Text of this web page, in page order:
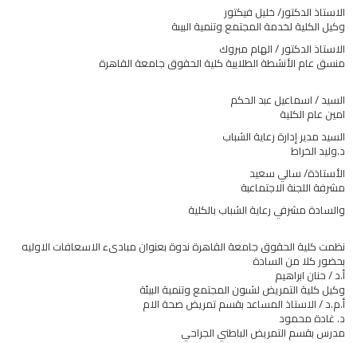
الاستاذ الدكتور/ خليل فيكتور
وكيل الكلية لخدمة المجتمع وتنمية البيىة
الاستاذ الدكتور / الهام مبروك
منسق عام الأنشطة الطلابية كلية الحقوق جامعة القاهرة
السيد / اسماعيل عبد الحكم
امين عام الكلية
السيد مدير إدارة رعاية الشباب
د.وليد الخراط
الأستاذة/ سالي سعيد
مشرفة اللجنة الاجتماعبة
والسادة مشرفي رعاية الشباب بالكلية
نظمت كلية الحقوق جامعة القاهرة ندوة بعنوان مبادىء الاسعافات الاوليه
بحضور كلا من السادة
أ.د / حنان ابراهيم
وكيل كلية التمريض لشىون المجتمع وتنمية البيئة
أ.م.د / الاستاذ المساعد بقسم تمريض صحة الام
د. غادة محمود
مدرس بقسم التمريض الباطني الجراحي